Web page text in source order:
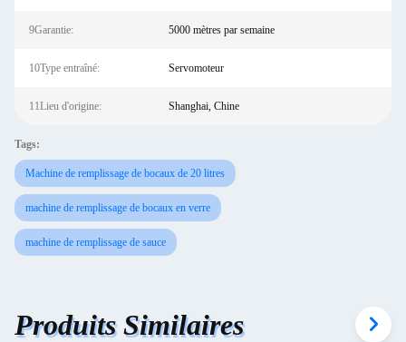
9Garantie: 5000 mètres par semaine
10Type entraîné: Servomoteur
11Lieu d'origine: Shanghai, Chine
Tags:
Machine de remplissage de bocaux de 20 litres
machine de remplissage de bocaux en verre
machine de remplissage de sauce
Produits Similaires